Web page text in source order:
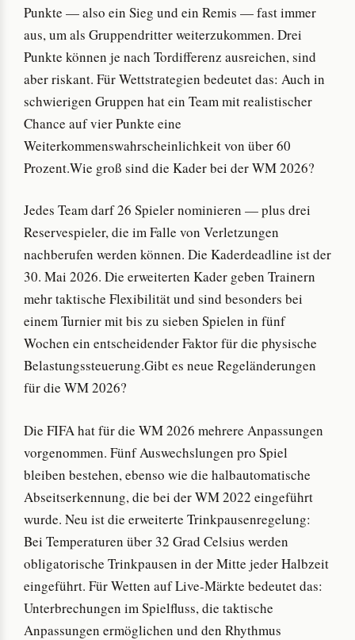
Punkte — also ein Sieg und ein Remis — fast immer
aus, um als Gruppendritter weiterzukommen. Drei
Punkte können je nach Tordifferenz ausreichen, sind
aber riskant. Für Wettstrategien bedeutet das: Auch in
schwierigen Gruppen hat ein Team mit realistischer
Chance auf vier Punkte eine
Weiterkommenswahrscheinlichkeit von über 60
Prozent.Wie groß sind die Kader bei der WM 2026?
Jedes Team darf 26 Spieler nominieren — plus drei
Reservespieler, die im Falle von Verletzungen
nachberufen werden können. Die Kaderdeadline ist der
30. Mai 2026. Die erweiterten Kader geben Trainern
mehr taktische Flexibilität und sind besonders bei
einem Turnier mit bis zu sieben Spielen in fünf
Wochen ein entscheidender Faktor für die physische
Belastungssteuerung.Gibt es neue Regeländerungen
für die WM 2026?
Die FIFA hat für die WM 2026 mehrere Anpassungen
vorgenommen. Fünf Auswechslungen pro Spiel
bleiben bestehen, ebenso wie die halbautomatische
Abseitserkennung, die bei der WM 2022 eingeführt
wurde. Neu ist die erweiterte Trinkpausenregelung:
Bei Temperaturen über 32 Grad Celsius werden
obligatorische Trinkpausen in der Mitte jeder Halbzeit
eingeführt. Für Wetten auf Live-Märkte bedeutet das:
Unterbrechungen im Spielfluss, die taktische
Anpassungen ermöglichen und den Rhythmus